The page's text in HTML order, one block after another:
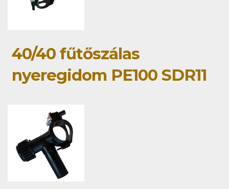
40/40 fűtőszálas
nyeregidom PE100 SDR11